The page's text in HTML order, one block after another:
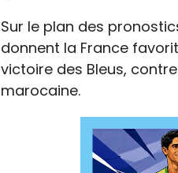
Sur le plan des
donnent la France
victoire des Bleus,
marocaine.